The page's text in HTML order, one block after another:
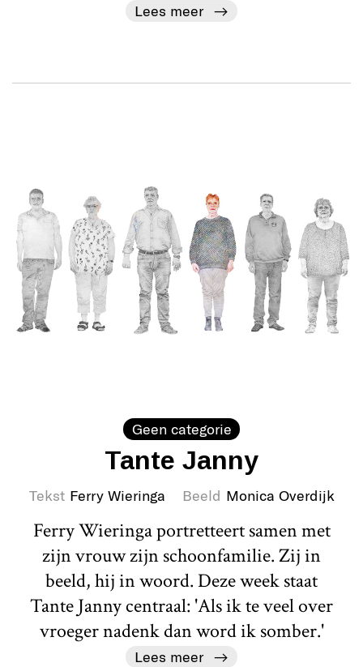
Lees meer
Geen categorie
Tante Janny
Tekst Ferry Wieringa Beeld Monica Overdijk
Ferry Wieringa portretteert samen met
zijn vrouw zijn schoonfamilie. Zij in
beeld, hij in woord. Deze week staat
Tante Janny centraal: 'Als ik te veel over
vroeger nadenk dan word ik somber.'
Lees meer